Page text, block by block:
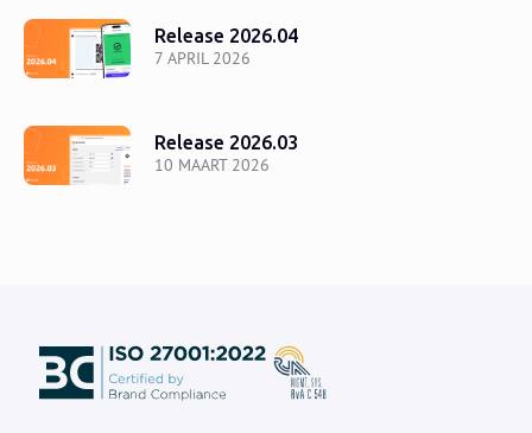
7 APRIL 2026
Release 2026.04
10 MAART 2026
Release 2026.03